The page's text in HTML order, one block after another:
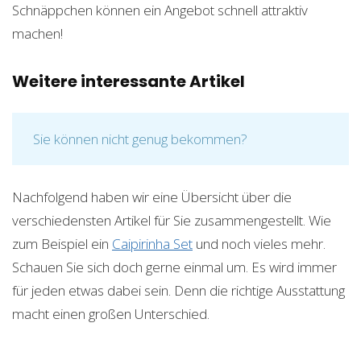
Schnäppchen können ein Angebot schnell attraktiv
machen!
Weitere interessante Artikel
Sie können nicht genug bekommen?
Nachfolgend haben wir eine Übersicht über die
verschiedensten Artikel für Sie zusammengestellt. Wie
zum Beispiel ein Caipirinha Set und noch vieles mehr.
Schauen Sie sich doch gerne einmal um. Es wird immer
für jeden etwas dabei sein. Denn die richtige Ausstattung
macht einen großen Unterschied.